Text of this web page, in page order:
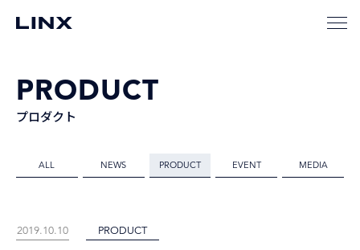
PRODUCT
プロダクト
ALL NEWS PRODUCT EVENT MEDIA
2019.10.10 PRODUCT